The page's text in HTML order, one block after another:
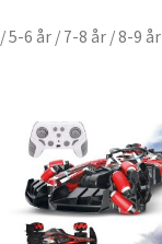
/5-6 år / 7-8 år /8-9 år